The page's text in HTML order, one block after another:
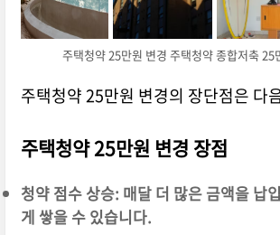
주택청약 25만원 변경 주택청약 종합저축 25
주택청약 25만원 변경의 장단점은 다
주택청약 25만원 변경 장점
청약 점수 상승: 매달 더 많은 금액을 납
게 쌓을 수 있습니다.